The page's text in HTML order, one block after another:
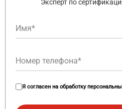
Эксперт по
Я согласен на обработку